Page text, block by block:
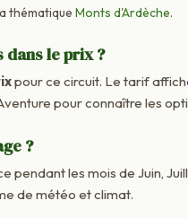
thématique Monts d'Ardèche.
dans le prix ?
pour ce circuit. Le tarif
pour connaître les
?
pendant les mois de Juin,
de météo et climat.